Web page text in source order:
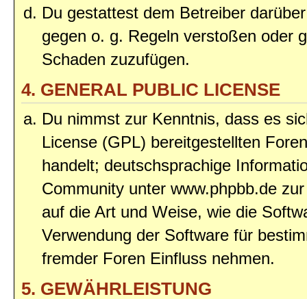
Du gestattest dem Betreiber
gegen o. g. Regeln verstoßen oder
Schaden zuzufügen.
4. GENERAL PUBLIC LICENSE
Du nimmst zur Kenntnis, dass es
License (GPL) bereitgestellten
handelt; deutschsprachige
Community unter www.phpbb.de
auf die Art und Weise, wie die
Verwendung der Software für
fremder Foren Einfluss nehmen.
5. GEWÄHRLEISTUNG